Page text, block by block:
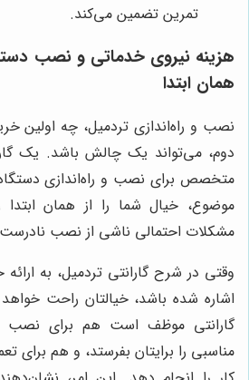
تمرین تضمین می‌کند.
هزینه نیروی خدماتی و نصب
همان ابتدا
نصب و راه‌اندازی تردمیل، چه اولین
دوم، می‌تواند یک چالش باشد. یک
متخصص برای نصب و راه‌اندازی
موضوع، خیال شما را از همان
مشکلات احتمالی ناشی از نصب
وقتی در شرح گارانتی تردمیل، به
اشاره شده باشد، خیالتان راحت
گارانتی موظف است هم برای نصب
مناسبی را برایتان بفرستد، و هم برای